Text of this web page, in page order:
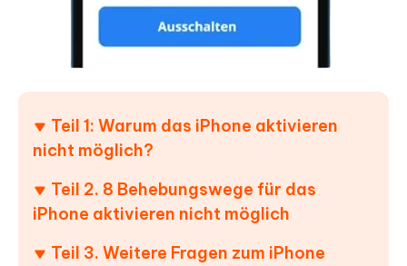
Teil 1: Warum das iPhone aktivieren
nicht möglich?
Teil 2. 8 Behebungswege für das
iPhone aktivieren nicht möglich
Teil 3. Weitere Fragen zum iPhone